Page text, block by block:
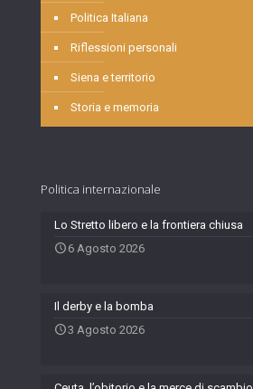
Politica Italiana
Riflessioni personali
Siena e territorio
Storia e memoria
Politica internazionale
Lo Stretto libero e la frontiera chiusa
6 Agosto 2026
Il derby e la bomba
3 Agosto 2026